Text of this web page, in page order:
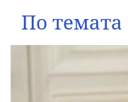
По темата